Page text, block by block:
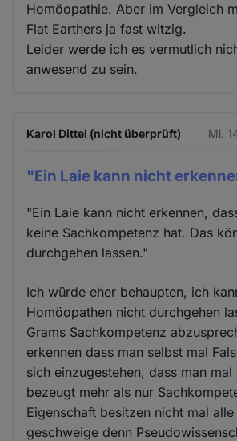
Homöopathie. Aber im Vergleich
Flat Earthers ja fast witzig.
Leider werde ich es vermutlich
anwesend zu sein.
Karol Dittel (nicht überprüft) Mi.
"Ein Laie kann nicht
"Ein Laie kann nicht erkennen,
keine Sachkompetenz hat. Das
durchgehen lassen."
Ich würde eher behaupten, ich
Homöopathen nicht durchgehen
Grams Sachkompetenz
erkennen dass man selbst mal
sich einzugestehen, dass man
bezeugt mehr als nur
Eigenschaft besitzen nicht mal
geschweige denn